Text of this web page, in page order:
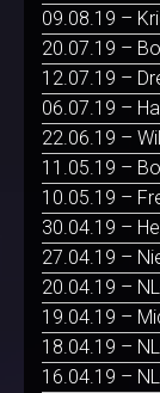
09.08.19 –
20.07.19 –
12.07.19 –
06.07.19 –
22.06.19 –
11.05.19 –
10.05.19 –
30.04.19 –
27.04.19 –
20.04.19 –
19.04.19 –
18.04.19 –
16.04.19 –